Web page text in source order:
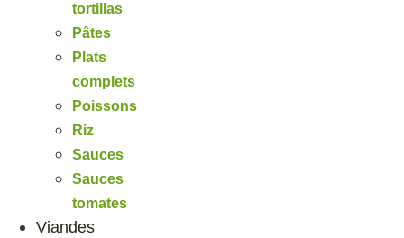
tortillas
Pâtes
Plats
complets
Poissons
Riz
Sauces
Sauces
tomates
Viandes